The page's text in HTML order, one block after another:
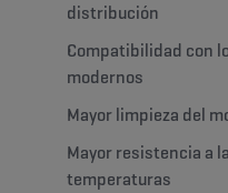
distribución
Compatibilidad con
modernos
Mayor limpieza del
Mayor resistencia a
temperaturas